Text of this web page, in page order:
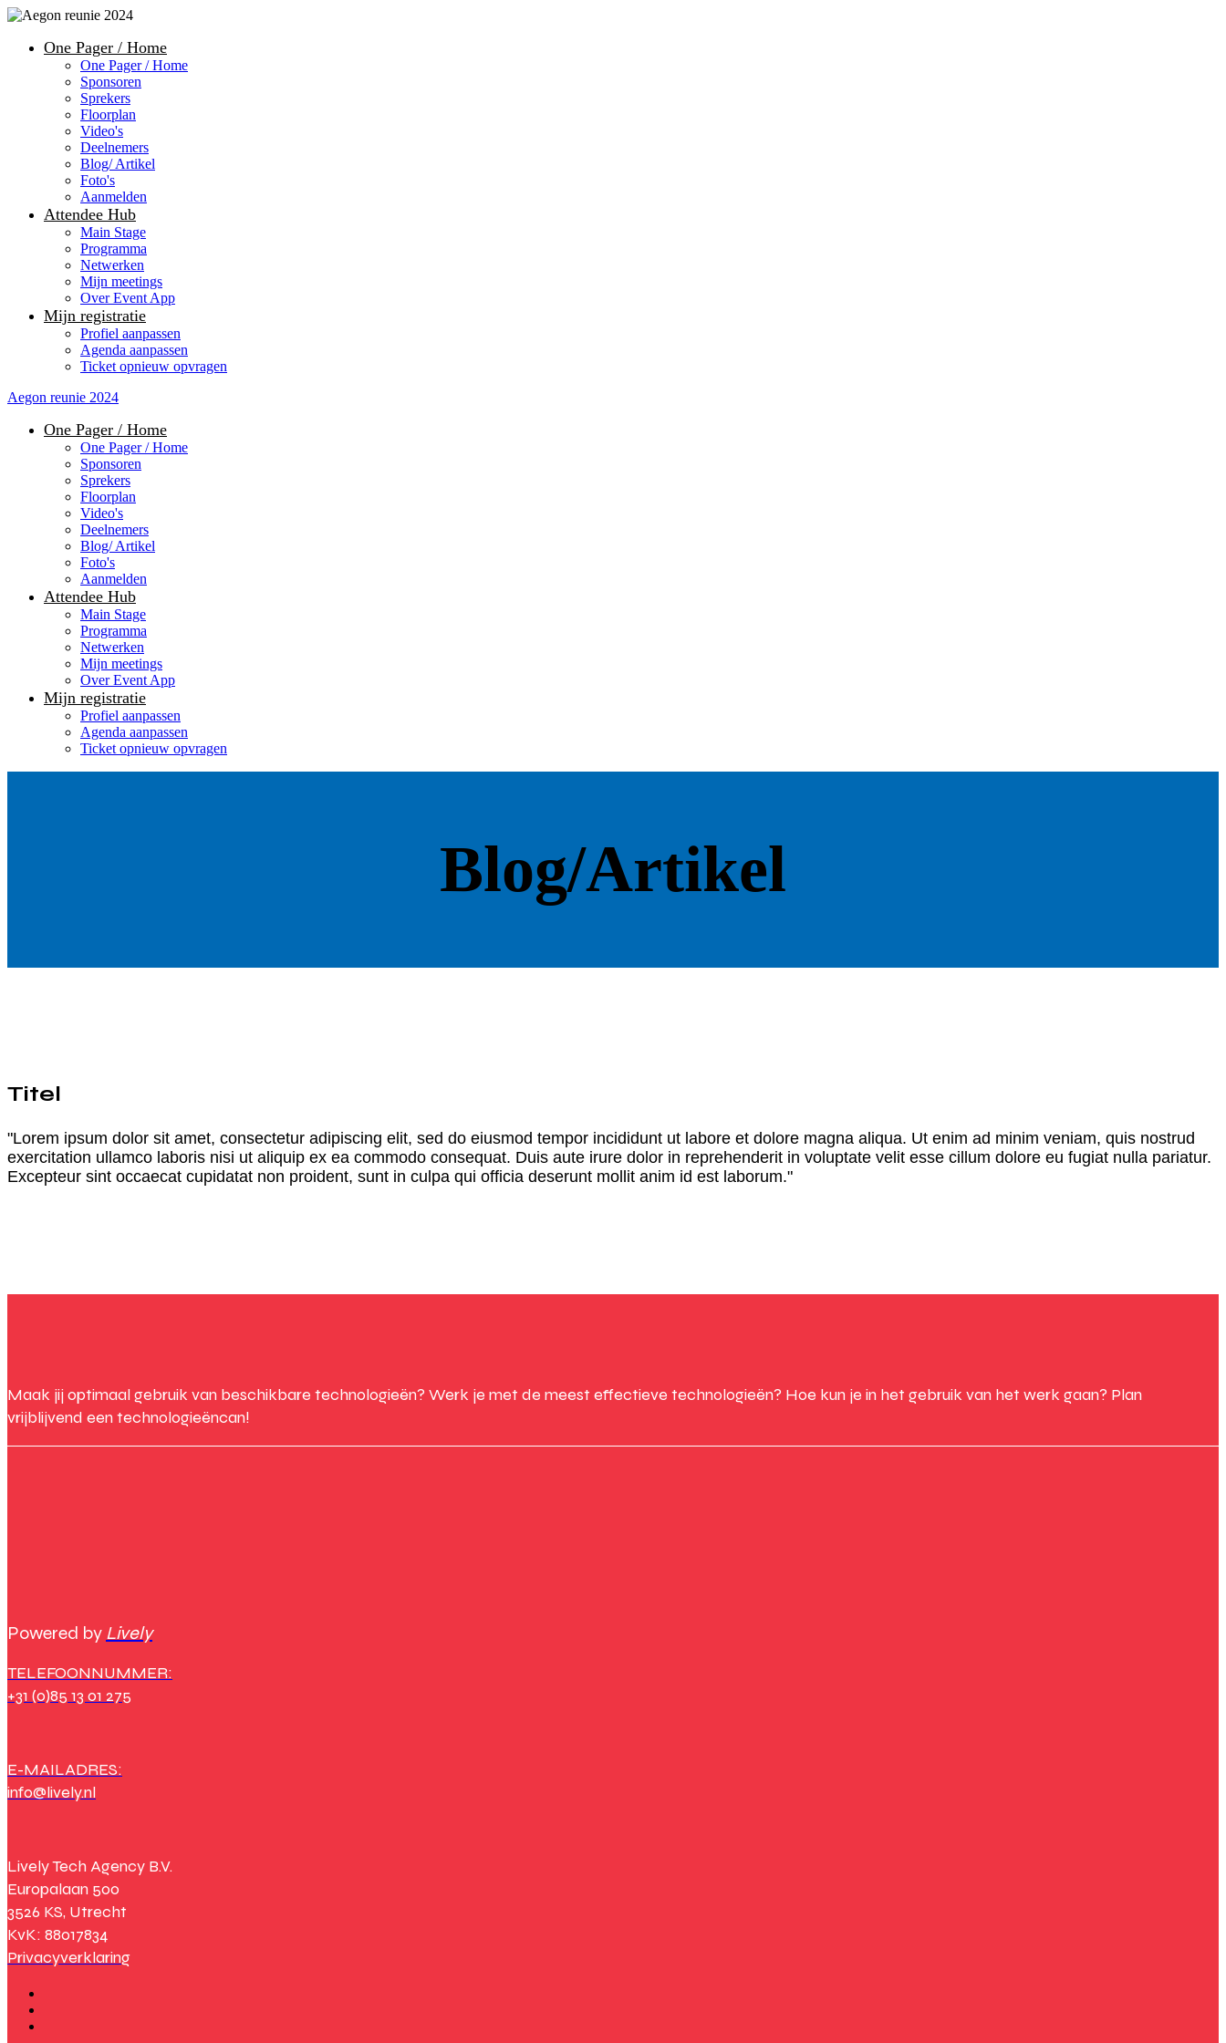
One Pager / Home
One Pager / Home
Sponsoren
Sprekers
Floorplan
Video's
Deelnemers
Blog/ Artikel
Foto's
Aanmelden
Attendee Hub
Main Stage
Programma
Netwerken
Mijn meetings
Over Event App
Mijn registratie
Profiel aanpassen
Agenda aanpassen
Ticket opnieuw opvragen
Aegon reunie 2024
One Pager / Home
One Pager / Home
Sponsoren
Sprekers
Floorplan
Video's
Deelnemers
Blog/ Artikel
Foto's
Aanmelden
Attendee Hub
Main Stage
Programma
Netwerken
Mijn meetings
Over Event App
Mijn registratie
Profiel aanpassen
Agenda aanpassen
Ticket opnieuw opvragen
Blog/Artikel
Titel
"Lorem ipsum dolor sit amet, consectetur adipiscing elit, sed do eiusmod tempor incididunt ut labore et dolore magna aliqua. Ut enim ad minim veniam, quis nostrud
exercitation ullamco laboris nisi ut aliquip ex ea commodo consequat. Duis aute irure dolor in reprehenderit in voluptate velit esse cillum dolore eu fugiat nulla pariatur.
Excepteur sint occaecat cupidatat non proident, sunt in culpa qui officia deserunt mollit anim id est laborum."
Maak jij optimaal gebruik van beschikbare technologieën? Werk je met de meest effectieve technologieën? Hoe kun je in het gebruik van het werk gaan? Plan
vrijblijvend een technologieëncan!
Powered by Lively
TELEFOONNUMMER:
+31 (0)85 13 01 275
E-MAILADRES:
info@lively.nl
Lively Tech Agency B.V.
Europalaan 500
3526 KS, Utrecht
KvK: 88017834
Privacyverklaring